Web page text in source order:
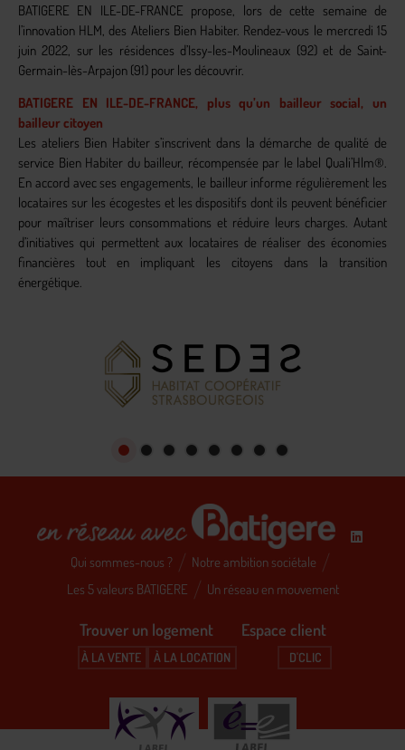
BATIGERE EN ILE-DE-FRANCE propose, lors de cette semaine de
l’innovation HLM, des Ateliers Bien Habiter. Rendez-vous le mercredi 15
juin 2022, sur les résidences d’Issy-les-Moulineaux (92) et de Saint-
Germain-lès-Arpajon (91) pour les découvrir.
BATIGERE EN ILE-DE-FRANCE, plus qu’un bailleur social, un
bailleur citoyen
Les ateliers Bien Habiter s’inscrivent dans la démarche de qualité de
service Bien Habiter du bailleur, récompensée par le label Quali’Hlm®.
En accord avec ses engagements, le bailleur informe régulièrement les
locataires sur les écogestes et les dispositifs dont ils peuvent bénéficier
pour maîtriser leurs consommations et réduire leurs charges. Autant
d’initiatives qui permettent aux locataires de réaliser des économies
financières tout en impliquant les citoyens dans la transition
énergétique.
Qui sommes-nous ?
Notre ambition sociétale
Les 5 valeurs BATIGERE
Un réseau en mouvement
Trouver un logement Espace client
À LA VENTE À LA LOCATION D'CLIC